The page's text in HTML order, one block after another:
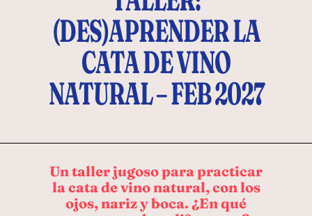
(DES)APRENDER LA
CATA DE VINO
NATURAL – FEB 2027
Un taller jugoso para practicar
la cata de vino natural, con los
ojos, nariz y boca. ¿En qué